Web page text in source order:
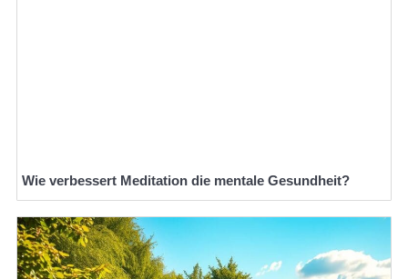
Wie verbessert Meditation die mentale Gesundheit?